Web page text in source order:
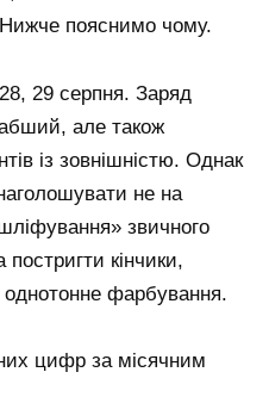
пояснимо чому.
29 серпня. Заряд
але також
із зовнішністю. Однак
не на
звичного
кінчики,
однотонне фарбування.
цифр за місячним